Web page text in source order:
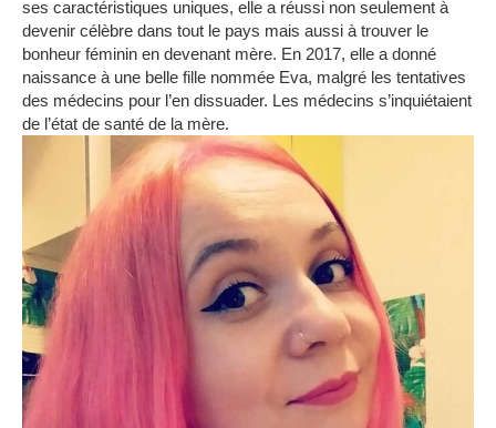
ses caractéristiques uniques, elle a réussi non seulement à
devenir célèbre dans tout le pays mais aussi à trouver le
bonheur féminin en devenant mère. En 2017, elle a donné
naissance à une belle fille nommée Eva, malgré les tentatives
des médecins pour l’en dissuader. Les médecins s’inquiétaient
de l’état de santé de la mère.